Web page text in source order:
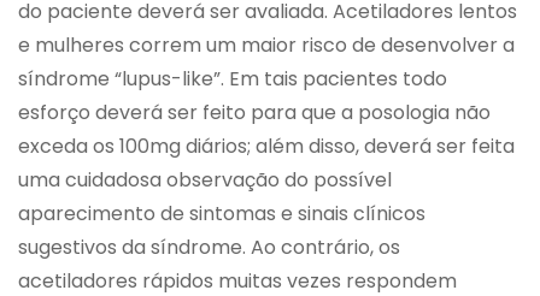
do paciente deverá ser avaliada. Acetiladores lentos
e mulheres correm um maior risco de desenvolver a
síndrome “lupus-like”. Em tais pacientes todo
esforço deverá ser feito para que a posologia não
exceda os 100mg diários; além disso, deverá ser feita
uma cuidadosa observação do possível
aparecimento de sintomas e sinais clínicos
sugestivos da síndrome. Ao contrário, os
acetiladores rápidos muitas vezes respondem